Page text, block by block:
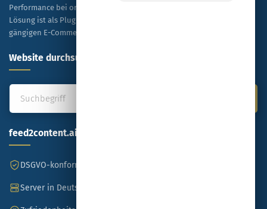
Performance bei organischen Rankings und bezahlten Anzeigen. Die
Lösung ist als Plug-and-Play-Modell konzipiert und mit allen
gängigen E-Commerce-Plattformen kompatibel.
Website durchsuchen
feed2content.ai
DSGVO-konform
Server in Deutschland